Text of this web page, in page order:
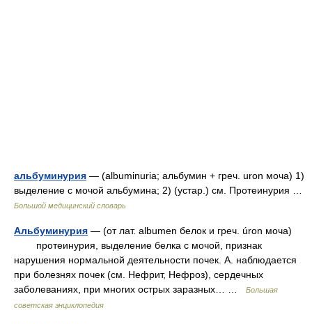
альбуминурия — (albuminuria; альбумин + греч. uron моча) 1)
выделение с мочой альбумина; 2) (устар.) см. Протеинурия …
Большой медицинский словарь
Альбуминурия — (от лат. albumen белок и греч. úron моча)
протеинурия, выделение белка с мочой, признак
нарушения нормальной деятельности почек. А. наблюдается
при болезнях почек (см. Нефрит, Нефроз), сердечных
заболеваниях, при многих острых заразных… …
Большая
советская энциклопедия